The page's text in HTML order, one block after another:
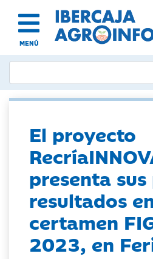
MENÚ
El proyecto
presenta
resultados
certamen
2023, en